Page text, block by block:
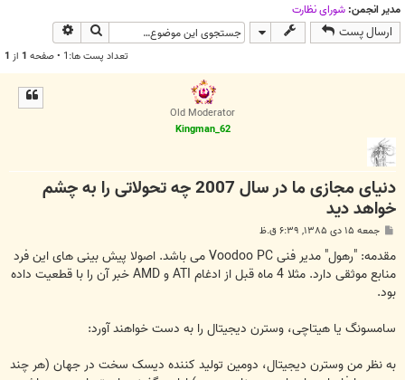
مدیر انجمن: شوراي نظارت
ارسال پست جستجو
تعداد پست ها:1 • صفحه 1 از 1
Old Moderator
Kingman_62
دنیای مجازی ما در سال 2007 چه تحولاتی را به چشم
خواهد دید
ت
جمعه ۱۵ دی ۱۳۸۵, ۶:۳۹ ق.ظ
مقدمه: "رهول" مدیر فنی Voodoo PC می باشد. اصولا پیش بینی های این فرد
منابع موثقی دارد. مثلا 4 ماه قبل از ادغام ATI و AMD خبر آن را با قطعیت داده
بود.
سامسونگ یا هیتاچی، وسترن دیجیتال را به دست خواهند آورد:
به نظر من وسترن دیجیتال، دومین تولید کننده دیسک سخت در جهان (هر چند